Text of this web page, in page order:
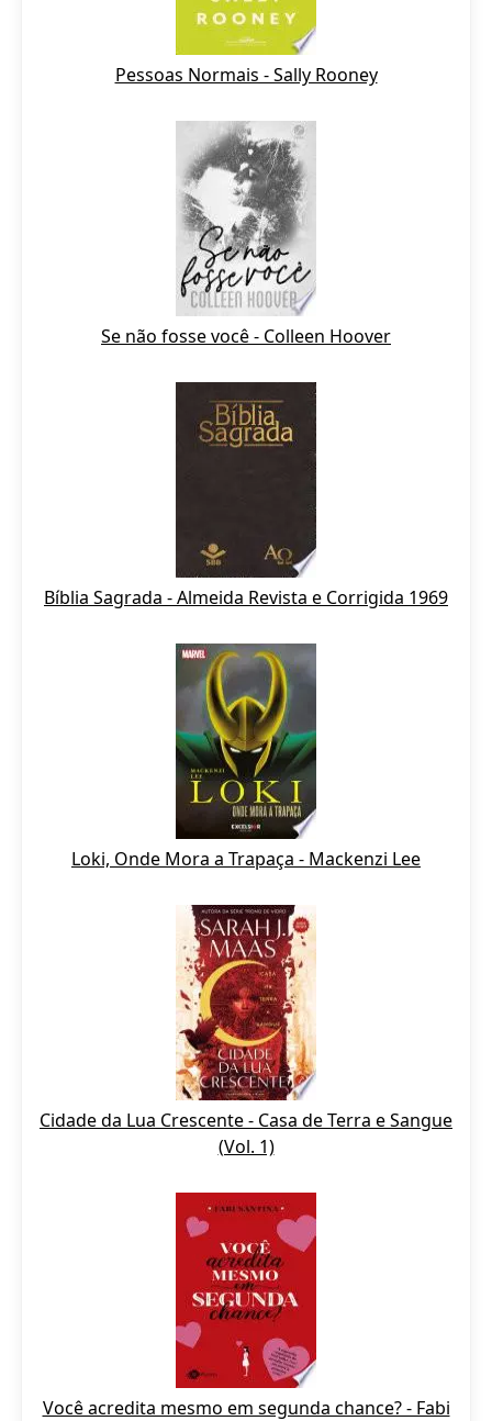
Pessoas Normais - Sally Rooney
Se não fosse você - Colleen Hoover
Bíblia Sagrada - Almeida Revista e Corrigida 1969
Loki, Onde Mora a Trapaça - Mackenzi Lee
Cidade da Lua Crescente - Casa de Terra e Sangue
(Vol. 1)
Você acredita mesmo em segunda chance? - Fabi